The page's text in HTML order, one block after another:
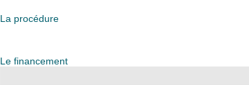
La procédure
Le financement